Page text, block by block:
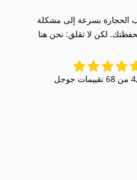
بسرعة إلى مشكلة
لكن لا تقلق: نحن هنا
جوجل